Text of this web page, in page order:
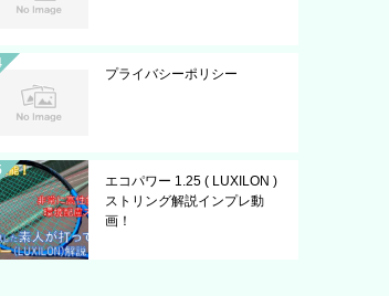
プライバシーポリシー
エコパワー 1.25 ( LUXILON )
ストリング解説インプレ動
画！